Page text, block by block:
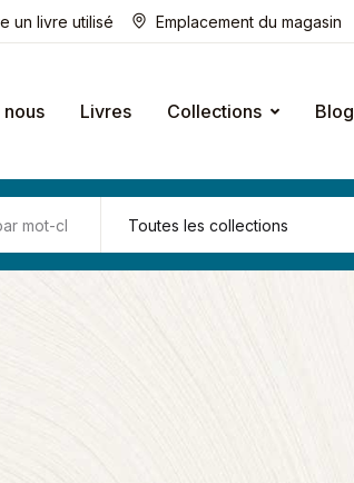
un livre utilisé Emplacement du magasin
Livres Collections Blog